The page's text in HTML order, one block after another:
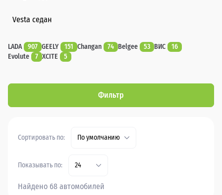
Vesta седан
LADA 907 GEELY 151 Changan 74 Belgee 53 ВИС
16
Evolute
7 XCITE 5
Фильтр
Сортировать по: По умолчанию
Показывать по: 24
Найдено 68 автомобилей